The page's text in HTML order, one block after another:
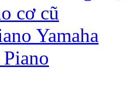
cơ cũ
Yamaha